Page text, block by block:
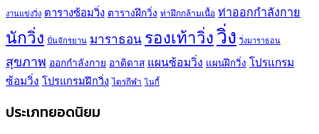
งานแข่งวิ่ง ตารางซ้อมวิ่ง ตารางฝึกวิ่ง ท่าฝึกกล้ามเนื้อ ท่าออกกำลังกาย
นักวิ่ง ปั่นจักรยาน มาราธอน รองเท้าวิ่ง วิ่ง วิ่งมาราธอน
สุขภาพ ออกกำลังกาย อาดิดาส แผนซ้อมวิ่ง แผนฝึกวิ่ง โปรแกรม
ซ้อมวิ่ง โปรแกรมฝึกวิ่ง ไตรกีฬา ไนกี้
ประเภทยอดนิยม